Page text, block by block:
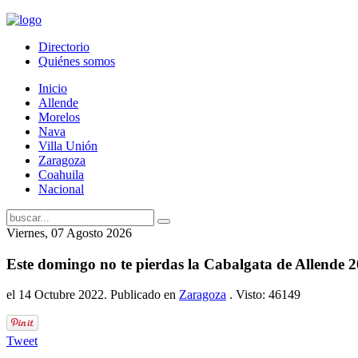
Directorio
Quiénes somos
Inicio
Allende
Morelos
Nava
Villa Unión
Zaragoza
Coahuila
Nacional
Viernes, 07 Agosto 2026
Este domingo no te pierdas la Cabalgata de Allende
el 14 Octubre 2022. Publicado en Zaragoza . Visto: 46149
Tweet